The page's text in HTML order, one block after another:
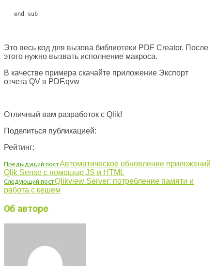
end sub
Это весь код для вызова библиотеки PDF Creator. После
этого нужно вызвать исполнение макроса.
В качестве примера скачайте приложение Экспорт
отчета QV в PDF.qvw
Отличный вам разработок с Qlik!
Поделиться публикацией:
Рейтинг:
Предыдущий постАвтоматическое обновление приложений
Qlik Sense с помощью JS и HTML
Следующий постQlikview Server: потребление памяти и
работа с кешем
Об авторе